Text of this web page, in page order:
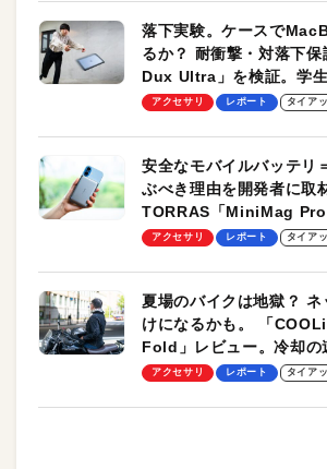
落下実験。ケースで
るか？ 耐衝撃・対落下
Dux Ultra」を検証。学
のモバイルユースに最適
アクセサリ レポート タイア
安全なモバイルバッテリ
ぶべき理由を開発者に取
TORRAS「MiniMag Pro
ーも
アクセサリ レポート タイア
夏場のバイクは地獄？
けになるかも。 「
Fold」レビュー。冷却の
却プレート、シンプルな
アクセサリ レポート タイア